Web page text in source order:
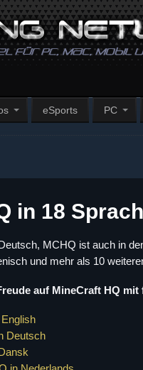
eSports PC
in 18
MCHQ ist auch in
und mehr als 10
auf MineCraft HQ mit
Deutsch